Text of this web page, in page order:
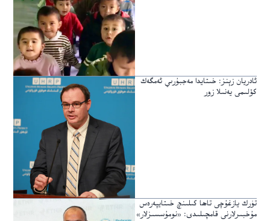
ئادريان زېنز: خىتايدا مەجبۇرىي ئەمگەك
كۆلىمى يەنىلا زور
تۈرك يازغۇچى تاھا كىلىنچ خىتايپەرەس
مۇخبىرلارنى قامچىلىدى: «نومۇسسىزلار»